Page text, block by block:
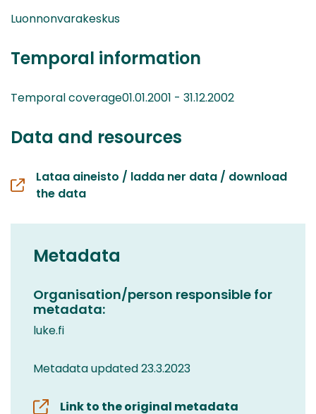
Luonnonvarakeskus
Temporal information
Temporal coverage01.01.2001 - 31.12.2002
Data and resources
Lataa aineisto / ladda ner data / download
the data
Metadata
Organisation/person responsible for
metadata:
luke.fi
Metadata updated 23.3.2023
Link to the original metadata